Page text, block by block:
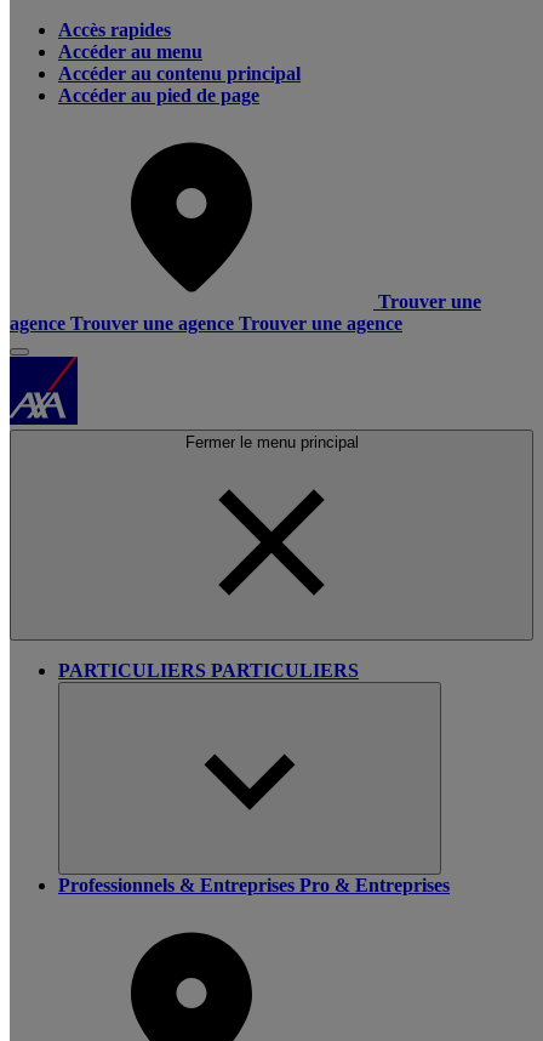
Accès rapides
Accéder au menu
Accéder au contenu principal
Accéder au pied de page
Trouver une
agence Trouver une agence Trouver une agence
Fermer le menu principal
PARTICULIERS PARTICULIERS
Professionnels & Entreprises Pro & Entreprises